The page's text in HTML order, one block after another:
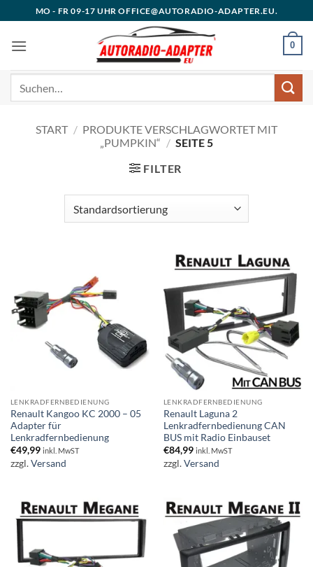
Inhalt
springen
MO - FR 09-17 UHR OFFICE@AUTORADIO-ADAPTER.EU.
0
START / PRODUKTE VERSCHLAGWORTET MIT
„PUMPKIN“ / SEITE 5
FILTER
LENKRADFERNBEDIENUNG
Renault Kangoo KC 2000 – 05
Adapter für
Lenkradfernbedienung
€49,99 inkl. MwST
zzgl.Versand
LENKRADFERNBEDIENUNG
Renault Laguna 2
Lenkradfernbedienung CAN
BUS mit Radio Einbauset
€84,99 inkl. MwST
zzgl.Versand